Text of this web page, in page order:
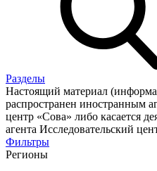
Разделы
Настоящий материал
распространен иностранным
центр «Сова» либо касается
агента Исследовательский
Фильтры
Регионы